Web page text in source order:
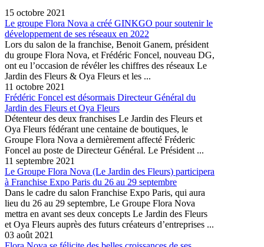
15 octobre 2021
Le groupe Flora Nova a créé GINKGO pour soutenir le
développement de ses réseaux en 2022
Lors du salon de la franchise, Benoit Ganem, président
du groupe Flora Nova, et Frédéric Foncel, nouveau DG,
ont eu l’occasion de révéler les chiffres des réseaux Le
Jardin des Fleurs & Oya Fleurs et les ...
11 octobre 2021
Frédéric Foncel est désormais Directeur Général du
Jardin des Fleurs et Oya Fleurs
Détenteur des deux franchises Le Jardin des Fleurs et
Oya Fleurs fédérant une centaine de boutiques, le
Groupe Flora Nova a dernièrement affecté Fréderic
Foncel au poste de Directeur Général. Le Président ...
11 septembre 2021
Le Groupe Flora Nova (Le Jardin des Fleurs) participera
à Franchise Expo Paris du 26 au 29 septembre
Dans le cadre du salon Franchise Expo Paris, qui aura
lieu du 26 au 29 septembre, Le Groupe Flora Nova
mettra en avant ses deux concepts Le Jardin des Fleurs
et Oya Fleurs auprès des futurs créateurs d’entreprises ...
03 août 2021